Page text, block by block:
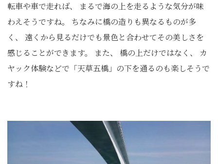
転車や車で走れば、 まるで海の上を走るような気分が味
わえそうですね。 ちなみに橋の造りも異なるものが多
く、 遠くから見るだけでも景色と合わせてその美しさを
感じることができます。 また、 橋の上だけではなく、 カ
ヤック体験などで「天草五橋」の下を通るのも楽しそうで
すね！